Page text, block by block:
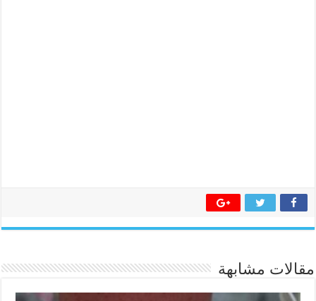
مقالات مشابهة